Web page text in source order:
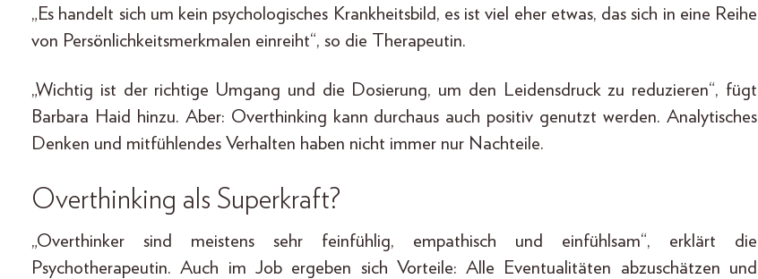
„Es handelt sich um kein psychologisches Krankheitsbild, es ist viel eher etwas, das sich in eine Reihe
von Persönlichkeitsmerkmalen einreiht“, so die Therapeutin.
„Wichtig ist der richtige Umgang und die Dosierung, um den Leidensdruck zu reduzieren“, fügt
Barbara Haid hinzu. Aber: Overthinking kann durchaus auch positiv genutzt werden. Analytisches
Denken und mitfühlendes Verhalten haben nicht immer nur Nachteile.
Overthinking als Superkraft?
„Overthinker sind meistens sehr feinfühlig, empathisch und einfühlsam“, erklärt die
Psychotherapeutin. Auch im Job ergeben sich Vorteile: Alle Eventualitäten abzuschätzen und